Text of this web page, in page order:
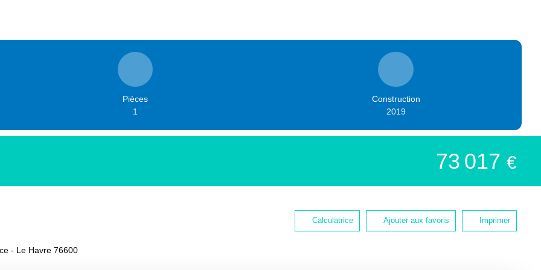
Pièces
1
Construction
2019
73 017 €
Calculatrice Ajouter aux favoris Imprimer
- Le Havre 76600